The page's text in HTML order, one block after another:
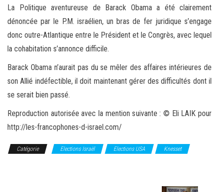
La Politique aventureuse de Barack Obama a été clairement
dénoncée par le P.M. israélien, un bras de fer juridique s’engage
donc outre-Atlantique entre le Président et le Congrès, avec lequel
la cohabitation s’annonce difficile.
Barack Obama n’aurait pas du se mêler des affaires intérieures de
son Allié indéfectible, il doit maintenant gérer des difficultés dont il
se serait bien passé.
Reproduction autorisée avec la mention suivante : © Eli LAIK pour
http://les-francophones-d-israel.com/
Catégorie Elections Israël Elections USA
Knesset